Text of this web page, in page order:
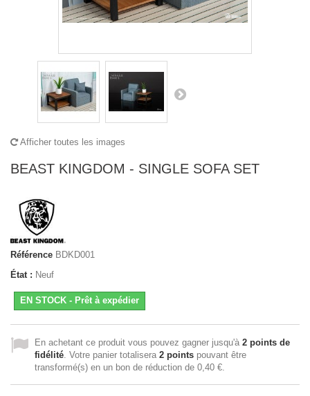
Afficher toutes les images
BEAST KINGDOM - SINGLE SOFA SET
Référence BDKD001
État : Neuf
EN STOCK - Prêt à expédier
En achetant ce produit vous pouvez gagner jusqu'à 2 points de
fidélité . Votre panier totalisera 2 points pouvant être
transformé(s) en un bon de réduction de 0,40 €